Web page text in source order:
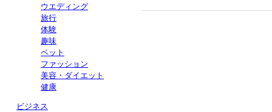
ウエディング
旅行
体験
趣味
ペット
ファッション
美容・ダイエット
健康
ビジネス